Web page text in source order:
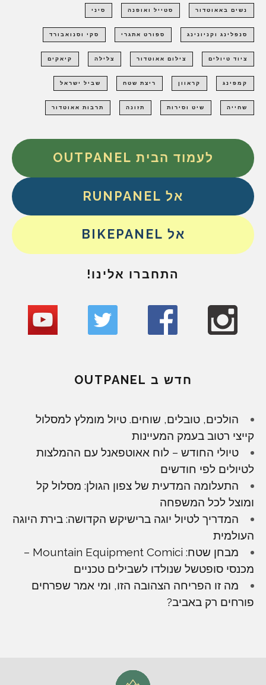
נשים באאוטדור סטייל ואופנה סיני
סנפלינג וקניונינג ספורט אתגרי סקי וסנואבורד
ציוד טיולים צילום אאוטדור צלילה קיאקים
קמפינג קראוון ריצת שטח שביל ישראל
שחייה שיט וסירות תזונה תרבות אאוטדור
לעמוד הבית OUTPANEL
אל RUNPANEL
אל BIKEPANEL
התחברו אלינו!
חדש ב OUTPANEL
הולכים, טובלים, שוחים. טיול מומלץ למסלול
קייצי רטוב בעמק המעיינות
טיולי החודש – לוח אאוטפאנל עם ההמלצות
לטיולים לפי חודשים
התעלומה המדעית של צפון הגולן: מסלול קל
ומוצל לכל המשפחה
המדריך לטיול יוגה ברישיקש הקדושה: בירת היוגה
העולמית
מבחן שטח: Mountain Equipment Comici –
מכנסי סופטשל שנולדו לשבילים טכניים
מה זו הפריחה הצהובה הזו, ומי אמר שפרחים
פורחים רק באביב?